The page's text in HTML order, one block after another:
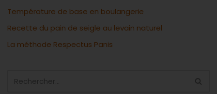
Température de base en boulangerie
Recette du pain de seigle au levain naturel
La méthode Respectus Panis